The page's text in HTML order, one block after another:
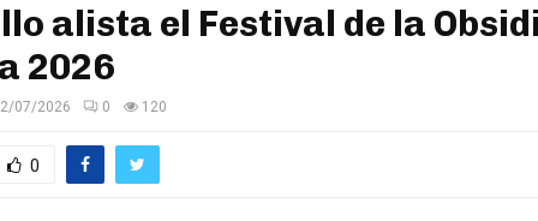
alista el Festival de la
2026
07/2026 0 120
0